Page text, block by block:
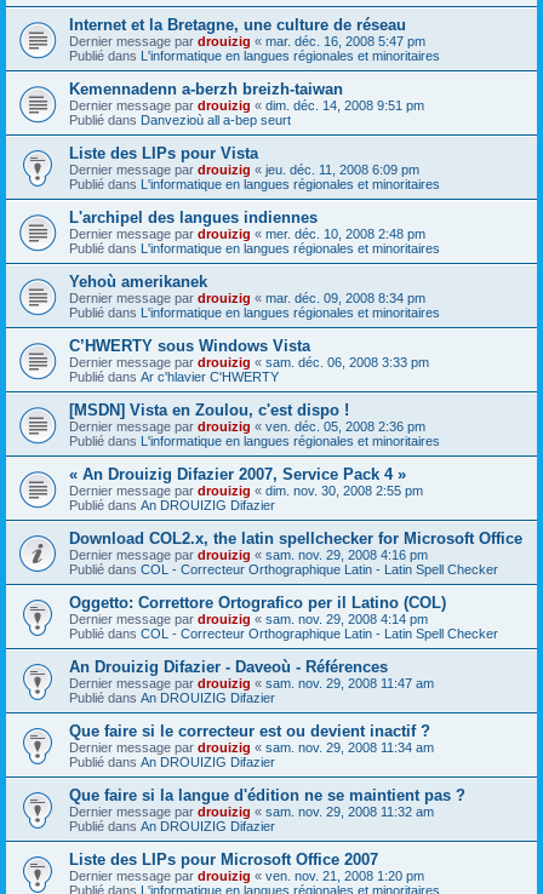
Internet et la Bretagne, une culture de réseau
Dernier message par drouizig « mar. déc. 16, 2008 5:47 pm
Publié dans L'informatique en langues régionales et minoritaires
Kemennadenn a-berzh breizh-taiwan
Dernier message par drouizig « dim. déc. 14, 2008 9:51 pm
Publié dans Danvezioù all a-bep seurt
Liste des LIPs pour Vista
Dernier message par drouizig « jeu. déc. 11, 2008 6:09 pm
Publié dans L'informatique en langues régionales et minoritaires
L'archipel des langues indiennes
Dernier message par drouizig « mer. déc. 10, 2008 2:48 pm
Publié dans L'informatique en langues régionales et minoritaires
Yehoù amerikanek
Dernier message par drouizig « mar. déc. 09, 2008 8:34 pm
Publié dans L'informatique en langues régionales et minoritaires
C’HWERTY sous Windows Vista
Dernier message par drouizig « sam. déc. 06, 2008 3:33 pm
Publié dans Ar c'hlavier C'HWERTY
[MSDN] Vista en Zoulou, c'est dispo !
Dernier message par drouizig « ven. déc. 05, 2008 2:36 pm
Publié dans L'informatique en langues régionales et minoritaires
« An Drouizig Difazier 2007, Service Pack 4 »
Dernier message par drouizig « dim. nov. 30, 2008 2:55 pm
Publié dans An DROUIZIG Difazier
Download COL2.x, the latin spellchecker for Microsoft Office
Dernier message par drouizig « sam. nov. 29, 2008 4:16 pm
Publié dans COL - Correcteur Orthographique Latin - Latin Spell Checker
Oggetto: Correttore Ortografico per il Latino (COL)
Dernier message par drouizig « sam. nov. 29, 2008 4:14 pm
Publié dans COL - Correcteur Orthographique Latin - Latin Spell Checker
An Drouizig Difazier - Daveoù - Références
Dernier message par drouizig « sam. nov. 29, 2008 11:47 am
Publié dans An DROUIZIG Difazier
Que faire si le correcteur est ou devient inactif ?
Dernier message par drouizig « sam. nov. 29, 2008 11:34 am
Publié dans An DROUIZIG Difazier
Que faire si la langue d'édition ne se maintient pas ?
Dernier message par drouizig « sam. nov. 29, 2008 11:32 am
Publié dans An DROUIZIG Difazier
Liste des LIPs pour Microsoft Office 2007
Dernier message par drouizig « ven. nov. 21, 2008 1:20 pm
Publié dans L'informatique en langues régionales et minoritaires